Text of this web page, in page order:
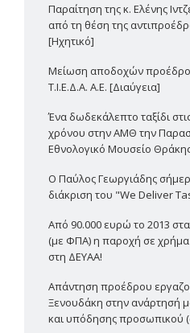
Παραίτηση της κ. Ελένης
από τη θέση της
[Ηχητικό]
Μείωση αποδοχών
Τ.Ι.Ε.Δ.Α. Α.Ε. [Διαύγεια]
Ένα δωδεκάλεπτο ταξίδι
χρόνου στην ΑΜΘ την
Εθνολογικό Μουσείο
Ο Παύλος Γεωργιάδης
διάκριση του "We Deliver
Από 90.000 ευρώ το 2013
(με ΦΠΑ) η παροχή σε
στη ΔΕΥΑΑ!
Απάντηση προέδρου
Ξενουδάκη στην ανάρτησή
και υπόδησης προσωπικού